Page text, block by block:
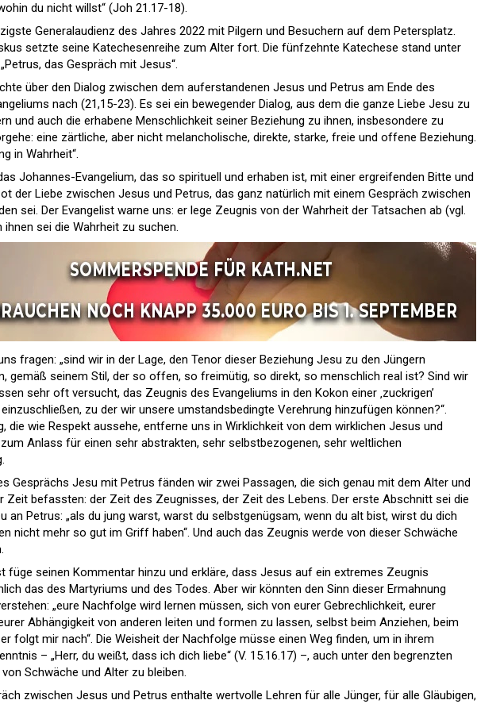
du nicht willst“ (Joh 21.17-18).
Generalaudienz des Jahres 2022 mit Pilgern und Besuchern auf dem Petersplatz.
setzte seine Katechesenreihe zum Alter fort. Die fünfzehnte Katechese stand unter
das Gespräch mit Jesus“.
über den Dialog zwischen dem auferstandenen Jesus und Petrus am Ende des
nach (21,15-23). Es sei ein bewegender Dialog, aus dem die ganze Liebe Jesu zu
und auch die erhabene Menschlichkeit seiner Beziehung zu ihnen, insbesondere zu
eine zärtliche, aber nicht melancholische, direkte, starke, freie und offene Beziehung.
in Wahrheit“.
Johannes-Evangelium, das so spirituell und erhaben ist, mit einer ergreifenden Bitte und
der Liebe zwischen Jesus und Petrus, das ganz natürlich mit einem Gespräch zwischen
sei. Der Evangelist warne uns: er lege Zeugnis von der Wahrheit der Tatsachen ab (vgl.
ihnen sei die Wahrheit zu suchen.
fragen: „sind wir in der Lage, den Tenor dieser Beziehung Jesu zu den Jüngern
gemäß seinem Stil, der so offen, so freimütig, so direkt, so menschlich real ist? Sind wir
sehr oft versucht, das Zeugnis des Evangeliums in den Kokon einer ‚zuckrigen’
zu der wir unsere umstandsbedingte Verehrung hinzufügen können?“.
die wie Respekt aussehe, entferne uns in Wirklichkeit von dem wirklichen Jesus und
Anlass für einen sehr abstrakten, sehr selbstbezogenen, sehr weltlichen
Gesprächs Jesu mit Petrus fänden wir zwei Passagen, die sich genau mit dem Alter und
Zeit befassten: der Zeit des Zeugnisses, der Zeit des Lebens. Der erste Abschnitt sei die
an Petrus: „als du jung warst, warst du selbstgenügsam, wenn du alt bist, wirst du dich
nicht mehr so gut im Griff haben“. Und auch das Zeugnis werde von dieser Schwäche
füge seinen Kommentar hinzu und erkläre, dass Jesus auf ein extremes Zeugnis
das des Martyriums und des Todes. Aber wir könnten den Sinn dieser Ermahnung
„eure Nachfolge wird lernen müssen, sich von eurer Gebrechlichkeit, eurer
Abhängigkeit von anderen leiten und formen zu lassen, selbst beim Anziehen, beim
folgt mir nach“. Die Weisheit der Nachfolge müsse einen Weg finden, um in ihrem
– „Herr, du weißt, dass ich dich liebe“ (V. 15.16.17) –, auch unter den begrenzten
Schwäche und Alter zu bleiben.
zwischen Jesus und Petrus enthalte wertvolle Lehren für alle Jünger, für alle Gläubigen,